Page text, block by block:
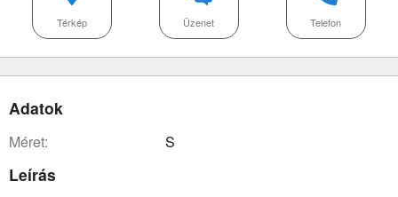
Telefon
Üzenet
Térkép
Adatok
méret: S
Leírás